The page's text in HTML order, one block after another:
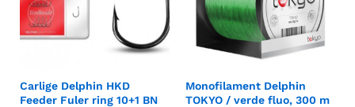
Carlige Delphin HKD
Feeder Fuler ring 10+1 BN
Monofilament Delphin
TOKYO / verde fluo, 300 m